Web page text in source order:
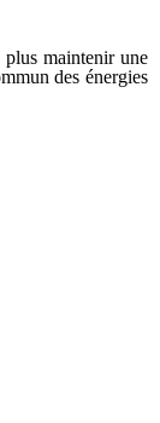
maintenir une
des énergies